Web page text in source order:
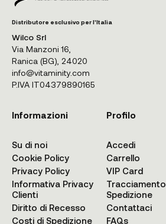
Distributore esclusivo per l'Italia
Wilco Srl
Via Manzoni 16,
Ranica (BG), 24020
info@vitaminity.com
P.IVA IT04379890165
Informazioni
Su di noi
Cookie Policy
Privacy Policy
Informativa Privacy
Clienti
Diritto di Recesso
Costi di Spedizione
Profilo
Accedi
Carrello
VIP Card
Tracciamento
Spedizione
Contattaci
FAQs